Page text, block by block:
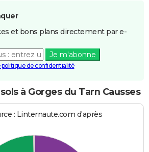
et bons plans directement par e-
Je m'abonne
politique de confidentialité
à Gorges du Tarn Causses
: Linternaute.com d'après